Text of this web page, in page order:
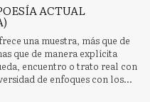
ACTUAL
una muestra, más que de
que de manera explícita
encuentro o trato real con
de enfoques con los...